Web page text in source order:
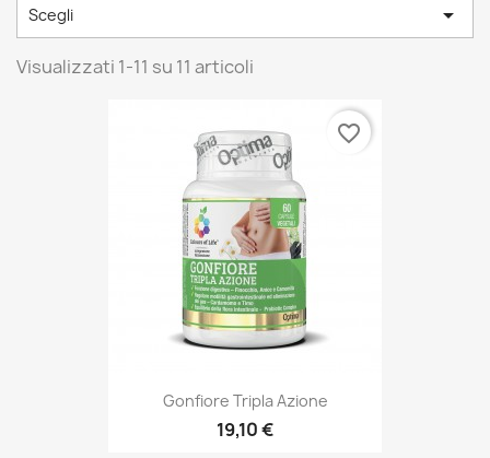
Scegli 
Visualizzati 1-11 su 11 articoli
Gonfiore Tripla Azione
19,10 €
favorite_border